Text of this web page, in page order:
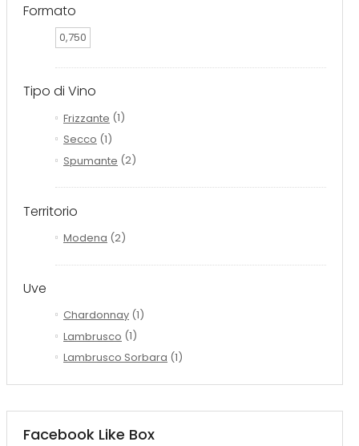
Formato
0,750
Tipo di Vino
Frizzante (1)
Secco (1)
Spumante (2)
Territorio
Modena (2)
Uve
Chardonnay (1)
Lambrusco (1)
Lambrusco Sorbara (1)
Facebook Like Box